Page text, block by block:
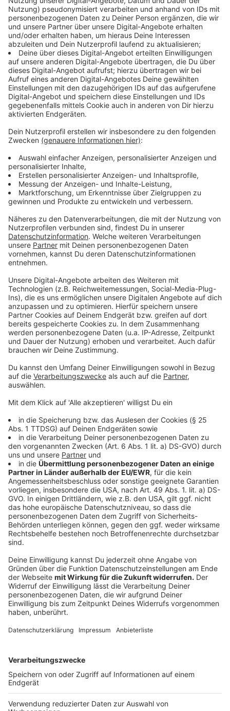
unklar.
Anzeige
Update 23:15 Uhr
Anzeige
Die Löscharbeiten in Schwalmtal dauern weiter an.
Inzwischen sind mehrere Teleskoplader zu
Unterstützung an der Einsatzstelle eingetroffen.
entfernt, um sie gezielt ablöschen zu können. Rund
150 Einsatzkräfte waren zu Höchstzeiten im Einsatz.
Neben der Feuerwehr aus Schwalmtal, sind auch
Einsatzkräfte unter anderem aus Brüggen, Nettetal
Kreisbrandmeister vor Ort. Das deutsche rote Kreuz
übernimmt die Versorgung der Einsatzkräfte vor Ort.
Es besteht keine Gefahr für die Bevölkerung, heißt
es von der Feuerwehr. Sie bittet aber weiterhin
Fenster und Türen geschlossen zu halten und den
Bereich weiträumig zu umfahren.Die Polizei des
Kreises Viersen hat die Zufahrtswege abgesperrt.
Die betroffene Halle wird aktuell von einem
Abrissunternehmen untersucht. Ebenso ist das
Ordnungsamt und die untere Wasserbehörde des
Kreises Viersen vor Ort, so die Feuerwehr Schwalmtal.
Anzeige
Update 21:30 Uhr
Anzeige
In Schwalmtal-Dilkrath brennt es am Freitagabend in
einem Reifenlager in Vogelsrath. Das Feuer ist bereits
auf die Halle eines angrenzenden landwirtschaftlichen
Betriebes übergegangen. Die Feuerwehr in Schwalmtal
ist dort im Einsatz und bekommt Unterstützung von
Einheiten aus dem gesamten Kreis Viersen. Zahlreiche
Löschfahrzeuge sind im Einsatz.
Die Feuerwehr bittet eindringlich, das betroffene
Gebiet zu meiden, Fenster und Türen geschlossen zu
halten und Klimaanlagen auszuschalten. Die Warnung
gilt für Amern, Waldniel sowie Boisheim. Wie genau es
zu dem Brand gekommen ist, ist bisher unklar. Die